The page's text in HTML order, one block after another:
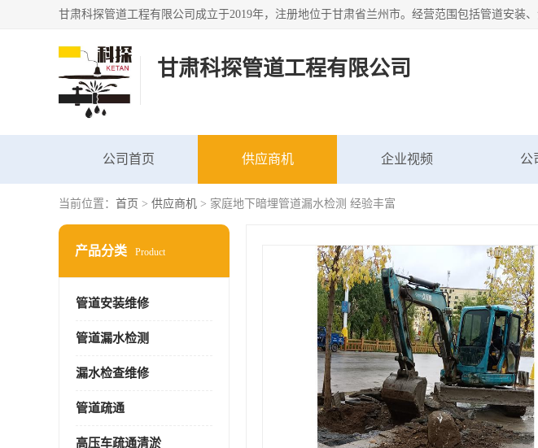
甘肃科探管道工程有限公司
公司首页 供应商机 企业视频 公
当前位置： 首页 > 供应商机 > 家庭地下暗埋管道漏水检测 经验丰富
产品分类 Product
管道安装维修
管道漏水检测
漏水检查维修
管道疏通
高压车疏通清淤